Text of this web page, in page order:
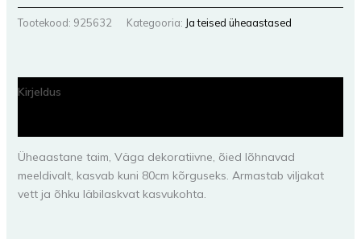
Tootekood: 925632 Kategooria: Ja teised üheaastased
Kirjeldus
Üheaastane taim, Väga dekoratiivne, õied lõhnavad
meeldivalt, kasvab kuni 80cm kõrguseks. Armastab viljakat
vett ja õhku läbilaskvat kasvukohta.